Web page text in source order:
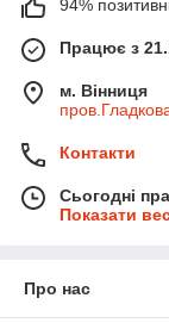
94%
Працює з
м. Вінниця
Контакти
Сьогодні
Показати
Про нас